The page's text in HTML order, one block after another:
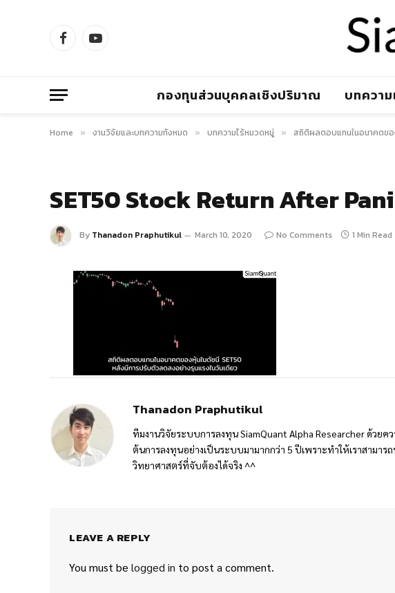
FacebookYouTube
กองทุนส่วนบุคคลเชิงปริมาณ บทความ
Home » งานวิจัยและบทความทั้งหมด » บทความไร้หมวดหมู่ » สถิติผลตอบแทนในอนาคตข
SET50 Stock Return After
By Thanadon Praphutikul March 10, 2020 No Comments 1 Min Read
Thanadon Praphutikul
ทีมงานวิจัยระบบการลงทุน SiamQuant Alpha Researcher ด้วย
ต้นการลงทุนอย่างเป็นระบบมามากกว่า 5 ปีเพราะทำให้เราสามาร
วิทยาศาสตร์ที่จับต้องได้จริง ^^
LEAVE A REPLY
You must be logged in to post a comment.